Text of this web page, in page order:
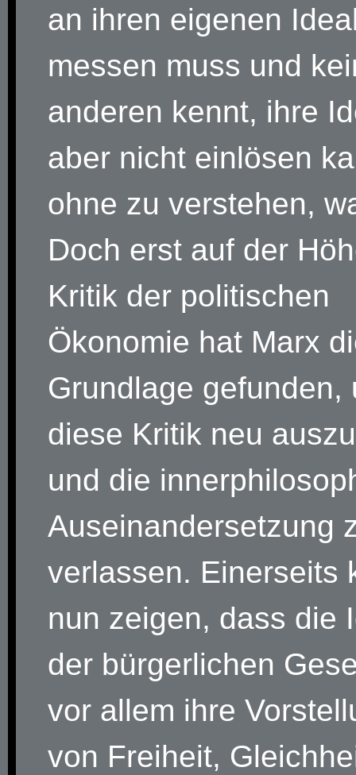
an ihren eigenen
messen muss und
anderen kennt, ihre
aber nicht einlösen
ohne zu verstehen,
Doch erst auf der
Kritik der politischen
Ökonomie hat Marx
Grundlage gefunden,
diese Kritik neu
und die
Auseinandersetzung
verlassen. Einerseits
nun zeigen, dass die
der bürgerlichen
vor allem ihre
von Freiheit,